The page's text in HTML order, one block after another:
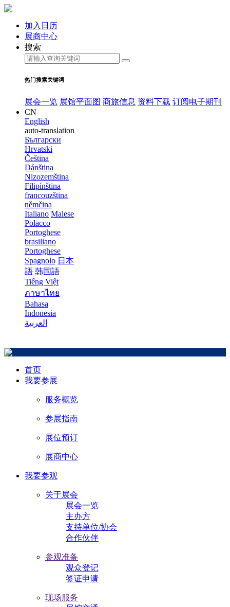
加入日历
展商中心
搜索
热门搜索关键词
展会一览 展馆平面图 商旅信息 资料下载 订阅电子期刊
CN
English
auto-translation
Български
Hrvatski
Čeština
Dánština
Nizozemština
Filipínština
francouzština
němčina
Italiano Malese
Polacco
Portoghese
brasiliano
Portoghese
Spagnolo 日本
語 韩国語
Tiếng Việt
ภาษาไทย
Bahasa
Indonesia
العربية
首页
我要参展
服务概览
参展指南
展位预订
展商中心
我要参观
关于展会
展会一览
主办方
支持单位/协会
合作伙伴
参观准备
观众登记
签证申请
现场服务